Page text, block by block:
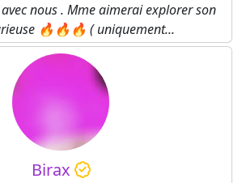
nous . Mme aimerai explorer son
🔥🔥🔥 ( uniquement...
Birax